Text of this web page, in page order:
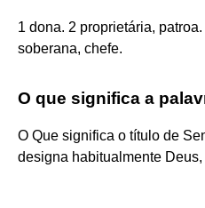
1 dona. 2 proprietária,
soberana, chefe.
O que significa a
O Que significa o título de
designa habitualmente